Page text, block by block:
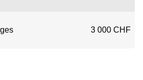
3 000 CHF